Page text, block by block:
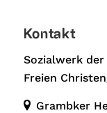
Kontakt
Sozialwerk der
Freien
Grambker